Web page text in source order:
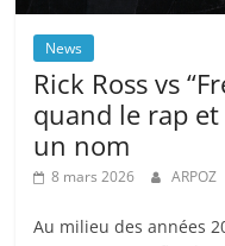
News
Rick Ross vs
quand le rap
un nom
8 mars 2026 ARPOZ
Au milieu des années